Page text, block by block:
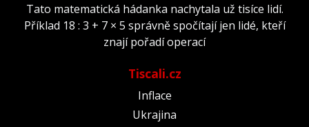
Tato matematická hádanka nachytala už tisíce lidí.
Příklad 18 : 3 + 7 × 5 správně spočítají jen lidé, kteří
znají pořadí operací
Tiscali.cz
Inflace
Ukrajina